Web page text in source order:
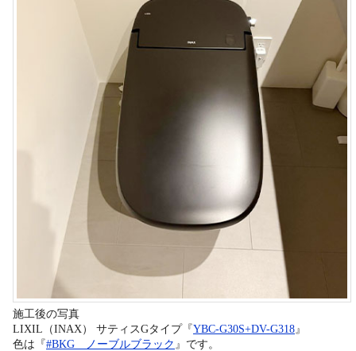
施工後の写真
LIXIL（INAX） サティスGタイプ『YBC-G30S+DV-G318 』
色は『#BKG ノーブルブラック 』です。